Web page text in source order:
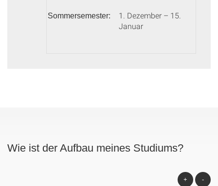
Sommersemester:
1. Dezember – 15.
Januar
Wie ist der Aufbau meines Studiums?
+ -